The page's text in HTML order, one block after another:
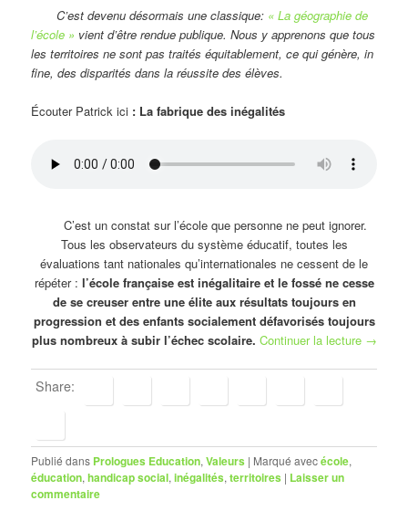
C’est devenu désormais une classique: « La géographie de
l’école » vient d’être rendue publique. Nous y apprenons que tous
les territoires ne sont pas traités équitablement, ce qui génère, in
fine, des disparités dans la réussite des élèves.
Écouter Patrick ici : La fabrique des inégalités
C’est un constat sur l’école que personne ne peut ignorer.
Tous les observateurs du système éducatif, toutes les
évaluations tant nationales qu’internationales ne cessent de le
répéter : l’école française est inégalitaire et le fossé ne cesse
de se creuser entre une élite aux résultats toujours en
progression et des enfants socialement défavorisés toujours
plus nombreux à subir l’échec scolaire. Continuer la lecture →
Share:
Publié dans Prologues Education,Valeurs | Marqué avecécole,
éducation,handicap social,inégalités,territoires | Laisser un
commentaire